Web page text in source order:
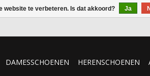
DAMESSCHOENEN HERENSCHOENEN
website te verbeteren. Is dat akkoord? Ja